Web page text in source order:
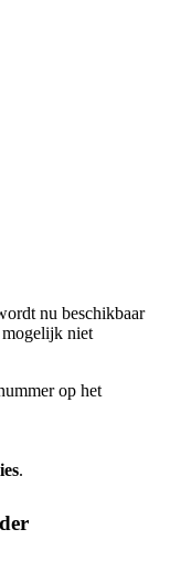
nu beschikbaar
mogelijk niet
op het
.